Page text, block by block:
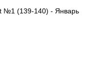
№1 (139-140) - Январь